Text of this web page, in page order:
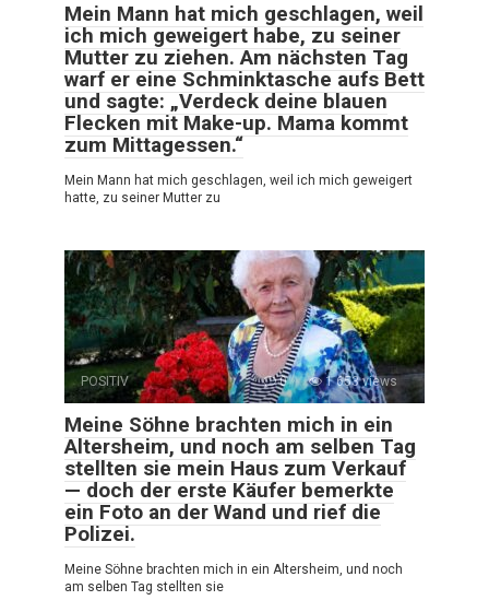
Mein Mann hat mich geschlagen, weil
ich mich geweigert habe, zu seiner
Mutter zu ziehen. Am nächsten Tag
warf er eine Schminktasche aufs Bett
und sagte: „Verdeck deine blauen
Flecken mit Make-up. Mama kommt
zum Mittagessen.“
Mein Mann hat mich geschlagen, weil ich mich geweigert
hatte, zu seiner Mutter zu
POSITIV 0 1 653 views
Meine Söhne brachten mich in ein
Altersheim, und noch am selben Tag
stellten sie mein Haus zum Verkauf
— doch der erste Käufer bemerkte
ein Foto an der Wand und rief die
Polizei.
Meine Söhne brachten mich in ein Altersheim, und noch
am selben Tag stellten sie